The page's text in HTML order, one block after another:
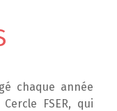
chaque année
FSER, qui